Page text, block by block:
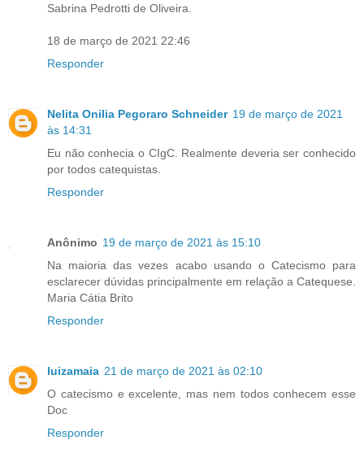
Sabrina Pedrotti de Oliveira.
18 de março de 2021 22:46
Responder
Nelita Onilia Pegoraro Schneider 19 de março de 2021
às 14:31
Eu não conhecia o CIgC. Realmente deveria ser conhecido
por todos catequistas.
Responder
Anônimo 19 de março de 2021 às 15:10
Na maioria das vezes acabo usando o Catecismo para
esclarecer dúvidas principalmente em relação a Catequese.
Maria Cátia Brito
Responder
luizamaia 21 de março de 2021 às 02:10
O catecismo e excelente, mas nem todos conhecem esse
Doc
Responder